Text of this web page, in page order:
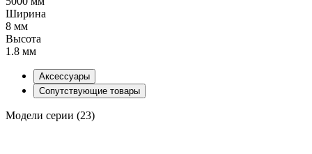
Ширина
8 мм
Высота
1.8 мм
Аксессуары
Сопутствующие товары
Модели серии (23)